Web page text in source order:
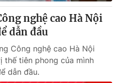
VTV.vn khi phát hành lại
nghệ cao Hà Nội
dẫn đầu
Công nghệ cao Hà Nội
thế tiên phong của mình
dẫn đầu.